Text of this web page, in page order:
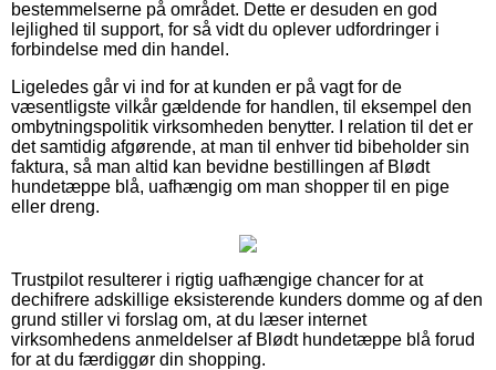
bestemmelserne på området. Dette er desuden en god
lejlighed til support, for så vidt du oplever udfordringer i
forbindelse med din handel.
Ligeledes går vi ind for at kunden er på vagt for de
væsentligste vilkår gældende for handlen, til eksempel den
ombytningspolitik virksomheden benytter. I relation til det er
det samtidig afgørende, at man til enhver tid bibeholder sin
faktura, så man altid kan bevidne bestillingen af Blødt
hundetæppe blå, uafhængig om man shopper til en pige
eller dreng.
Trustpilot resulterer i rigtig uafhængige chancer for at
dechifrere adskillige eksisterende kunders domme og af den
grund stiller vi forslag om, at du læser internet
virksomhedens anmeldelser af Blødt hundetæppe blå forud
for at du færdiggør din shopping.